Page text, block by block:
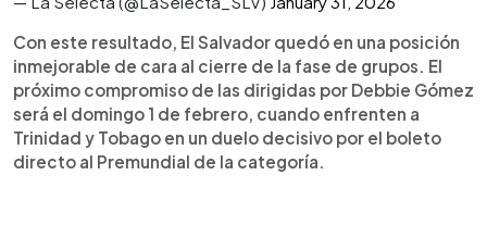
Con este resultado, El Salvador quedó en una posición
inmejorable de cara al cierre de la fase de grupos. El
próximo compromiso de las dirigidas por Debbie Gómez
será el domingo 1 de febrero, cuando enfrenten a
Trinidad y Tobago en un duelo decisivo por el boleto
directo al Premundial de la categoría.